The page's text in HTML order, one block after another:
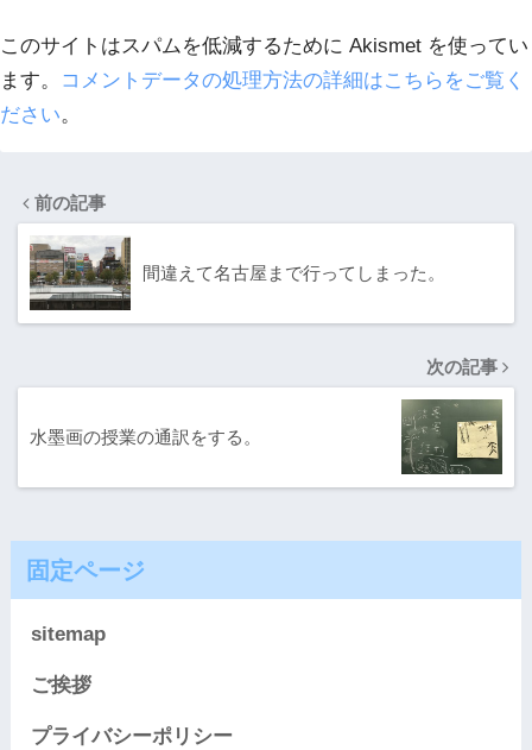
このサイトはスパムを低減するために Akismet を使ってい
ます。
コメントデータの処理方法の詳細はこちらをご覧く
ださい。
前の記事
間違えて名古屋まで行ってしまった。
次の記事
水墨画の授業の通訳をする。
固定ページ
sitemap
ご挨拶
プライバシーポリシー